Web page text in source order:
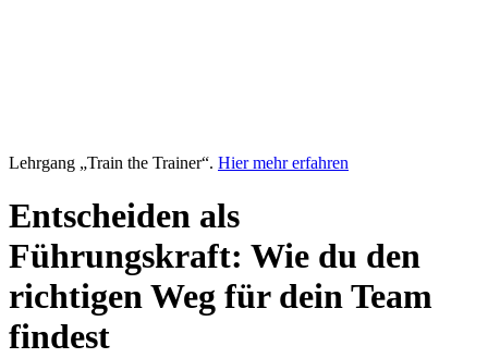
Lehrgang „Train the Trainer“. Hier mehr erfahren
Entscheiden als
Führungskraft: Wie du den
richtigen Weg für dein Team
findest